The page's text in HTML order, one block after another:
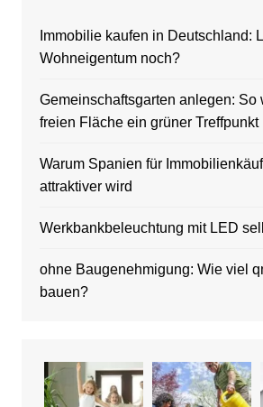
Immobilie kaufen in Deutschland:
Wohneigentum noch?
Gemeinschaftsgarten anlegen: So
freien Fläche ein grüner Treffpunkt
Warum Spanien für
attraktiver wird
Werkbankbeleuchtung mit LED
ohne Baugenehmigung: Wie viel
bauen?